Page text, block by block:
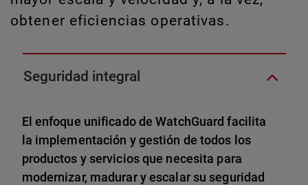
obtener eficiencias operativas.
Seguridad integral
El enfoque unificado de WatchGuard facilita
la implementación y gestión de todos los
productos y servicios que necesita para
modernizar, madurar y escalar su seguridad